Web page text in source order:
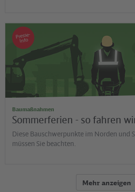
Baumaßnahmen
Sommerferien - so fahren
Diese Bauschwerpunkte im Norden und
müssen Sie beachten.
Presse-
Info
Mehr anzeigen